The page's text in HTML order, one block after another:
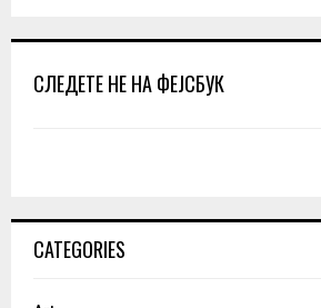
СЛЕДЕТЕ НЕ НА ФЕЈСБУК
CATEGORIES